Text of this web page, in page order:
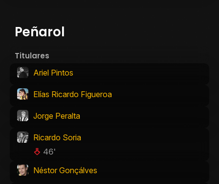
Peñarol
Titulares
Ariel Pintos
Elías Ricardo Figueroa
Jorge Peralta
Ricardo Soria
46'
Néstor Gonçálves